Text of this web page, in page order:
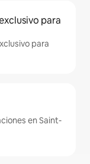
para
para
en Saint-